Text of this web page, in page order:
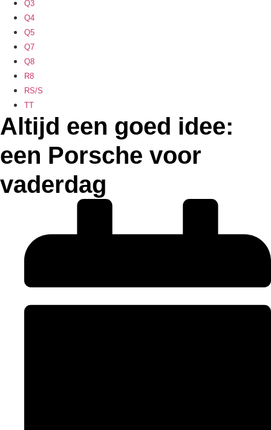
Q3
Q4
Q5
Q7
Q8
R8
RS/S
TT
Altijd een goed idee:
een Porsche voor
vaderdag